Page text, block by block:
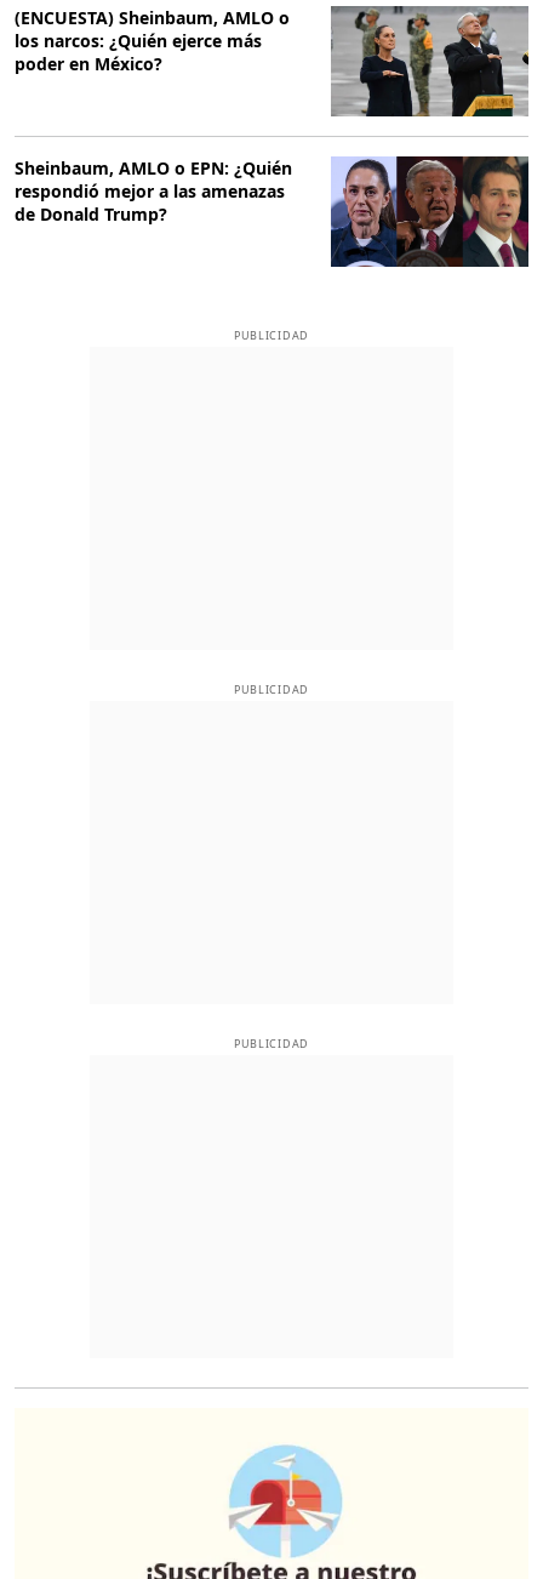
(ENCUESTA) Sheinbaum, AMLO o
los narcos: ¿Quién ejerce más
poder en México?
Sheinbaum, AMLO o EPN: ¿Quién
respondió mejor a las amenazas
de Donald Trump?
PUBLICIDAD
PUBLICIDAD
PUBLICIDAD